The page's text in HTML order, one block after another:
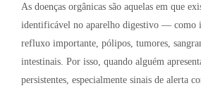
As doenças orgânicas são aquelas em que
identificável no aparelho digestivo — como
refluxo importante, pólipos, tumores,
intestinais. Por isso, quando alguém
persistentes, especialmente sinais de alerta